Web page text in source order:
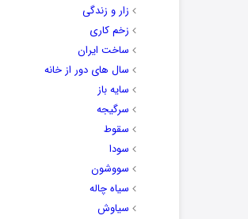
زار و زندگی
زخم کاری
ساخت ایران
سال های دور از خانه
سایه باز
سرگیجه
سقوط
سودا
سووشون
سیاه چاله
سیاوش